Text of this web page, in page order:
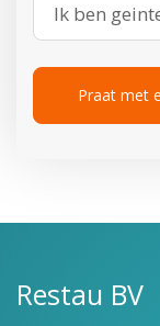
Ik ben
Restau BV